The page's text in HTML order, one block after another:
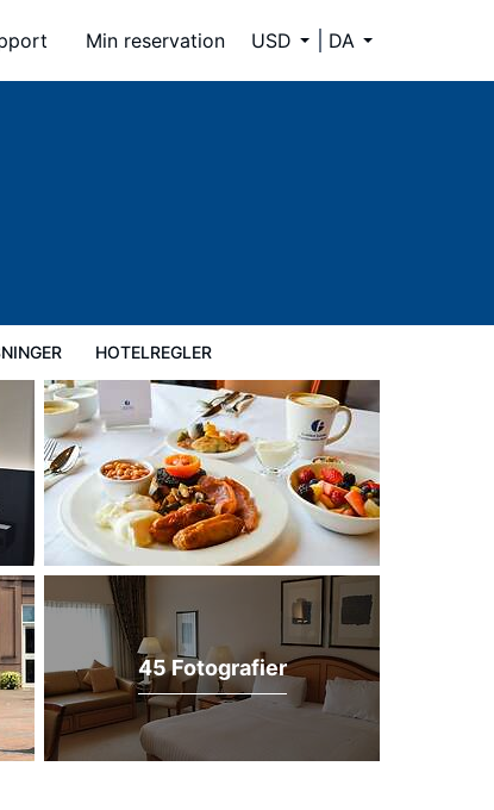
Min reservation USD DA
HOTELREGLER
45 Fotografier